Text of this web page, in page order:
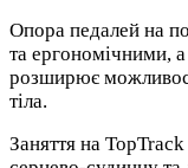
Опора педалей на
та ергономічними,
розширює
тіла.
Заняття на